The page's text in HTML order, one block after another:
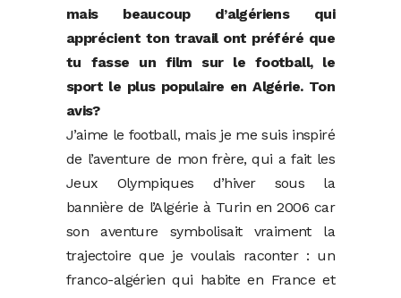
mais beaucoup d’algériens qui
apprécient ton travail ont préféré que
tu fasse un film sur le football, le
sport le plus populaire en Algérie. Ton
avis?
J’aime le football, mais je me suis inspiré
de l’aventure de mon frère, qui a fait les
Jeux Olympiques d’hiver sous la
bannière de l’Algérie à Turin en 2006 car
son aventure symbolisait vraiment la
trajectoire que je voulais raconter : un
franco-algérien qui habite en France et